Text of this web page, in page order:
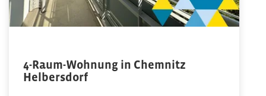
4-Raum-Wohnung in Chemnitz
Helbersdorf